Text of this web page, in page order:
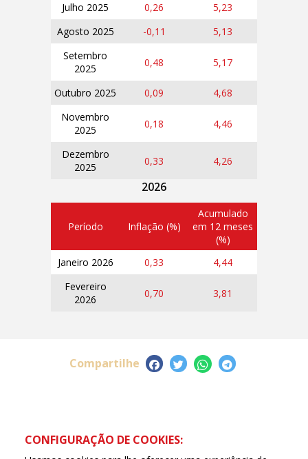
Julho 2025
0,26
5,23
Agosto 2025
-0,11
5,13
Setembro
2025
0,48 5,17
Outubro 2025 0,09
4,68
Novembro
2025
0,18 4,46
Dezembro
2025
0,33 4,26
2026
Período Inflação (%)
Acumulado
em 12 meses
(%)
Janeiro 2026
0,33
4,44
Fevereiro
2026
0,70 3,81
Compartilhe
CONFIGURAÇÃO DE COOKIES: